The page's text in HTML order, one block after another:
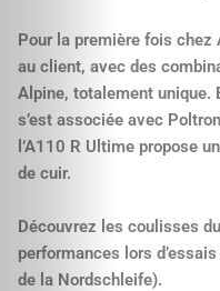
Pour la première fois chez
au client, avec des
Alpine, totalement unique.
s’est associée avec
l’A110 R Ultime propose
de cuir.
Découvrez les coulisses
performances lors
de la Nordschleife).